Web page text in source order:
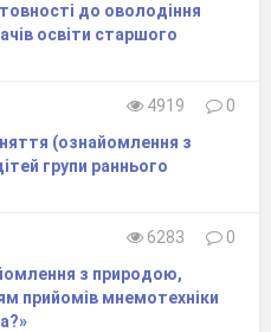
по закладу в
до оволодіння
освіти старшого
4919
0
(ознайомлення з
групи раннього
6283
0
з природою,
прийомів мнемотехніки